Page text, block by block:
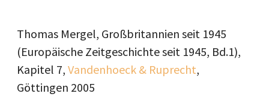
Thomas Mergel, Großbritannien seit 1945
(Europäische Zeitgeschichte seit 1945, Bd.1),
Kapitel 7, Vandenhoeck & Ruprecht,
Göttingen 2005